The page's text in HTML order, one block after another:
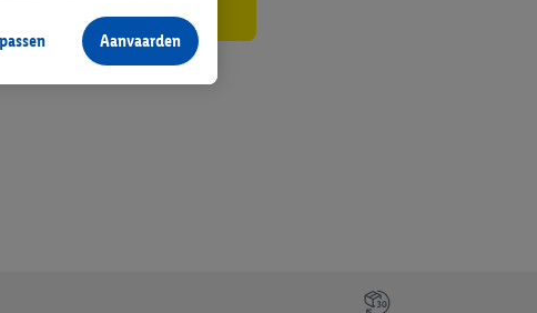
voor producten waarin
te voegen, maar het
als er met behulp
Aanvaarden